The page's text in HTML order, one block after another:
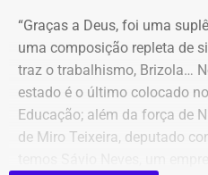
No outro lado da balança
Oficial, Couto fez mudanças
únicas nomeações para o
governo. A Superintendência
Secretaria de Estado de
Emerson Maciel dos Santos,
Núbia Cozzolino
irregularidades
A Justiça concluiu que a
comprovada em relação a
“Graças a Deus, foi uma
uma composição repleta de
traz o trabalhismo, Brizola…
estado é o último colocado
Educação; além da força de
de Miro Teixeira, deputado